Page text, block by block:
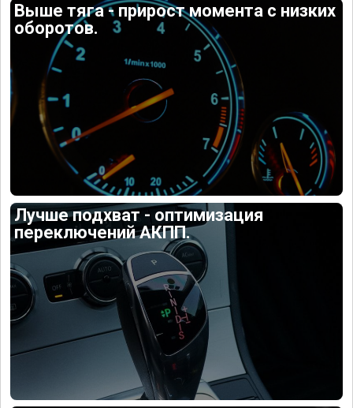
Выше тяга - прирост момента с низких
оборотов.
Лучше подхват - оптимизация
переключений АКПП.